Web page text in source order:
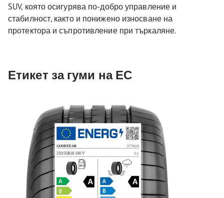
SUV, която осигурява по-добро управление и
стабилност, както и понижено износване на
протектора и съпротивление при търкаляне.
Етикет за гуми на ЕС